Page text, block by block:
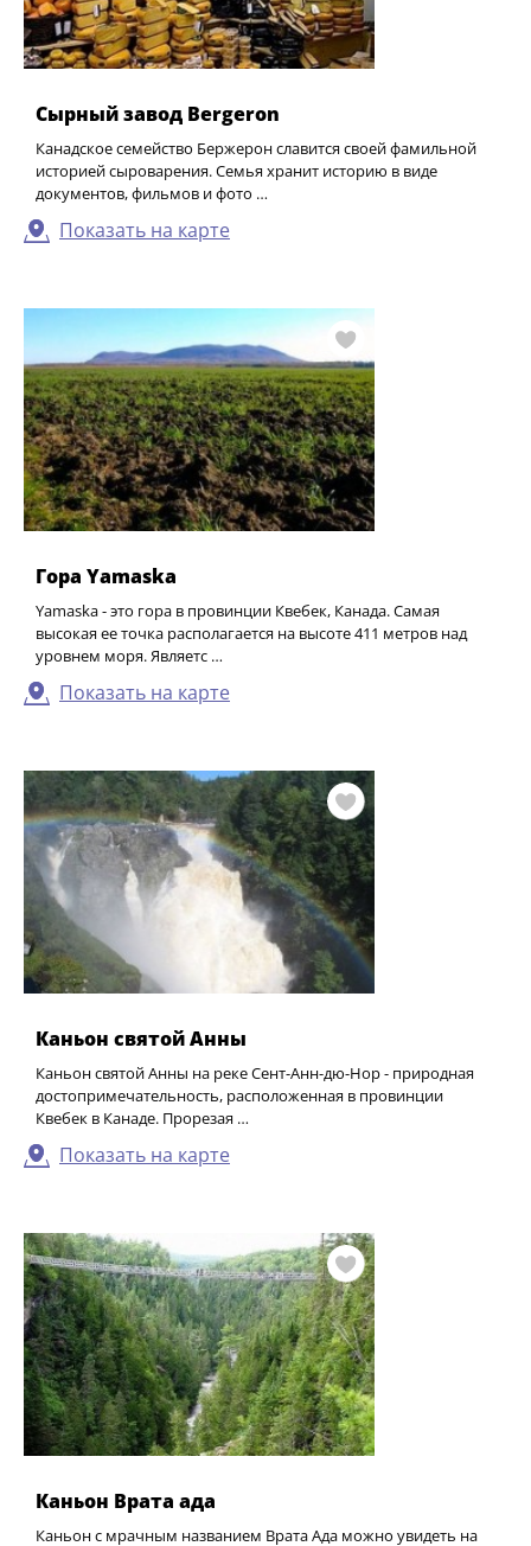
Сырный завод Bergeron
Канадское семейство Бержерон славится своей фамильной
историей сыроварения. Семья хранит историю в виде
документов, фильмов и фото …
Показать на карте
Гора Yamaska
Yamaska - это гора в провинции Квебек, Канада. Самая
высокая ее точка располагается на высоте 411 метров над
уровнем моря. Являетс …
Показать на карте
Каньон святой Анны
Каньон святой Анны на реке Сент-Анн-дю-Нор - природная
достопримечательность, расположенная в провинции
Квебек в Канаде. Прорезая …
Показать на карте
Каньон Врата ада
Каньон с мрачным названием Врата Ада можно увидеть на